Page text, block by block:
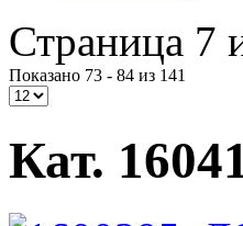
Страница 7
Показано 73 - 84 из 141
Кат.